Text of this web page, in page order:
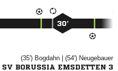
30’
(35')  | (54') 
SV BORUSSIA EMSDETTEN 3